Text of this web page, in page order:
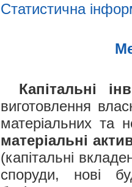
Статистична
Капітальні
виготовлення
матеріальних та
матеріальні
(капітальні
споруди, нові